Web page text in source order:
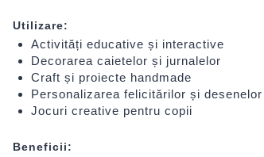
Utilizare:
Activități educative și interactive
Decorarea caietelor și jurnalelor
Craft și proiecte handmade
Personalizarea felicitărilor și desenelor
Jocuri creative pentru copii
Beneficii: